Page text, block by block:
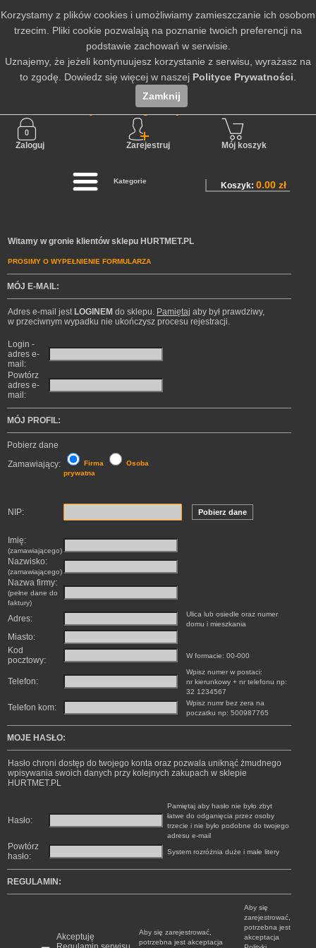
Nie jesteś zalogowany
Zaloguj Zarejestruj Mój koszyk
Kategorie
Witamy w gronie klientów sklepu HURTMET.PL
PROSIMY O WYPEŁNIENIE FORMULARZA
MÓJ E-MAIL:
Adres e-mail jest LOGINEM do sklepu. Pamiętaj aby był prawdziwy,
w przeciwnym wypadku nie ukończysz procesu rejestracji.
Login -
adres e-
mail:
Powtórz
adres e-
mail:
MÓJ PROFIL:
Pobierz dane
Zamawiający:
Firma
Osoba
prywatna
NIP: Pobierz dane
Imię:
(zamawiającego)
Nazwisko:
(zamawiającego)
Nazwa firmy:
(pełne dane do
faktury)
Adres:
Ulica lub osiedle oraz numer
domu i mieszkania
Miasto:
Kod
pocztowy:
W formacie: 00-000
Telefon:
Wpisz numer w postaci:
nr kierunkowy + nr telefonu np:
32 1234567
Telefon kom:
Wpisz numr bez zera na
poczatku np: 500987765
MOJE HASŁO:
Hasło chroni dostęp do twojego konta oraz pozwala uniknąć żmudnego
wpisywania swoich danych przy kolejnych zakupach w sklepie
HURTMET.PL
Hasło:
Pamiętaj aby hasło nie było zbyt
łatwe do odganięcia przez osoby
trzecie i nie było podobne do twojego
adresu e-mail
Powtórz
hasło:
System rozróżnia duże i małe litery
REGULAMIN:
Akceptuję
Aby się zarejestrować,
potrzebna jest akceptacja
Aby się
zarejestrować,
potrzebna jest
akceptacja
Koszyk:0.00 zł
Korzystamy z plików cookies i umożliwiamy zamieszczanie ich osobom
trzecim. Pliki cookie pozwalają na poznanie twoich preferencji na
podstawie zachowań w serwisie.
Uznajemy, że jeżeli kontynuujesz korzystanie z serwisu, wyrażasz na
to zgodę. Dowiedz się więcej w naszej Polityce Prywatności
Zamknij